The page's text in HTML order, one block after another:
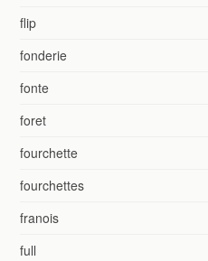
flip
fonderie
fonte
foret
fourchette
fourchettes
franois
full